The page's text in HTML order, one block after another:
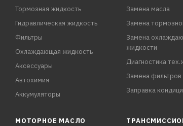
Тормозная жидкость
Гидравлическая жидкость
Фильтры
Охлаждающая жидкость
Аксессуары
Автохимия
Аккумуляторы
Замена масла
Замена
Замена
жидкости
Диагностика
Замена фильтров
Заправка
МОТОРНОЕ МАСЛО